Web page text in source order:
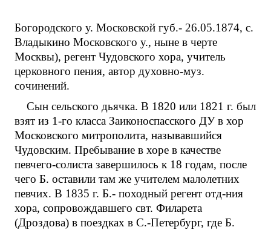
Богородского у. Московской губ.- 26.05.1874, с.
Владыкино Московского у., ныне в черте
Москвы), регент Чудовского хора, учитель
церковного пения, автор духовно-муз.
сочинений.
Сын сельского дьячка. В 1820 или 1821 г. был
взят из 1-го класса Заиконоспасского ДУ в хор
Московского митрополита, называвшийся
Чудовским. Пребывание в хоре в качестве
певчего-солиста завершилось к 18 годам, после
чего Б. оставили там же учителем малолетних
певчих. В 1835 г. Б.- походный регент отд-ния
хора, сопровождавшего свт. Филарета
(Дроздова) в поездках в С.-Петербург, где Б.